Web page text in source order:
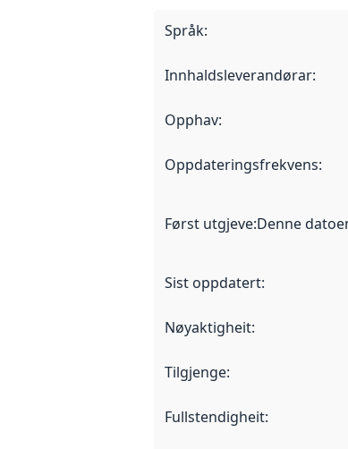
Språk:
Innhaldsleverandørar:
Opphav:
Oppdateringsfrekvens:
Først utgjeve:Denne
Sist oppdatert:
Nøyaktigheit:
Tilgjenge:
Fullstendigheit: